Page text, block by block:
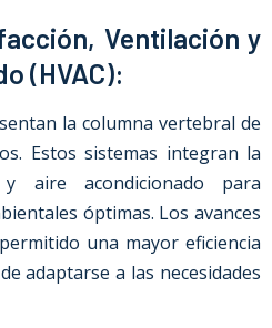
Ventilación y
(HVAC):
la columna vertebral de
Estos sistemas integran la
y aire acondicionado para
óptimas. Los avances
una mayor eficiencia
adaptarse a las necesidades